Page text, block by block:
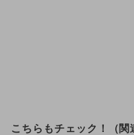
こちらもチェック！（関